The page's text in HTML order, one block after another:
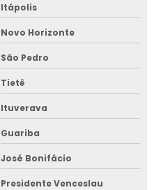
Itápolis
Novo Horizonte
São Pedro
Tietê
Ituverava
Guariba
José Bonifácio
Presidente Venceslau